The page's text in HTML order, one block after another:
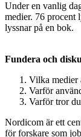
Under en vanlig
medier. 76 procent
lyssnar på en bok.
Fundera och
Vilka medier
Varför
Varför tror
Nordicom är ett
för forskare som